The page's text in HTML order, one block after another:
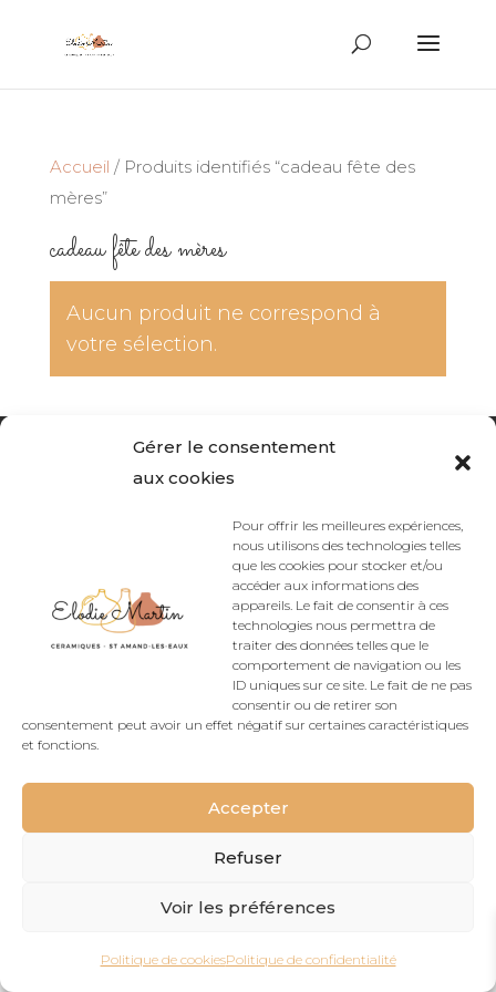
Gérer le consentement
aux cookies
Pour offrir les meilleures expériences,
nous utilisons des technologies telles
que les cookies pour stocker et/ou
accéder aux informations des
appareils. Le fait de consentir à ces
technologies nous permettra de
traiter des données telles que le
comportement de navigation ou les
ID uniques sur ce site. Le fait de ne pas
consentir ou de retirer son
consentement peut avoir un effet négatif sur certaines caractéristiques
et fonctions.
Accepter
Refuser
Voir les préférences
Politique de cookiesPolitique de confidentialité
produits
Accueil / Produits identifiés “cadeau fête des
mères”
cadeau fête des mères
Aucun produit ne correspond à
votre sélection.
Accueil du site
Politique de confidentialité
Mentions légales
Rétractation
Conçu ParElegant Themes| Propulsé Par
WordPress